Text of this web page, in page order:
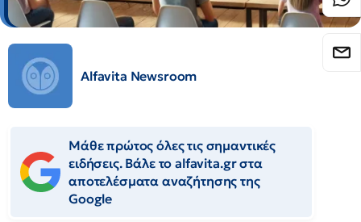
Alfavita Newsroom
Μάθε πρώτος όλες τις σημαντικές
ειδήσεις. Βάλε το alfavita.gr στα
αποτελέσματα αναζήτησης της
Google